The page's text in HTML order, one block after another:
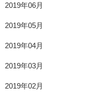
2019年06月
2019年05月
2019年04月
2019年03月
2019年02月